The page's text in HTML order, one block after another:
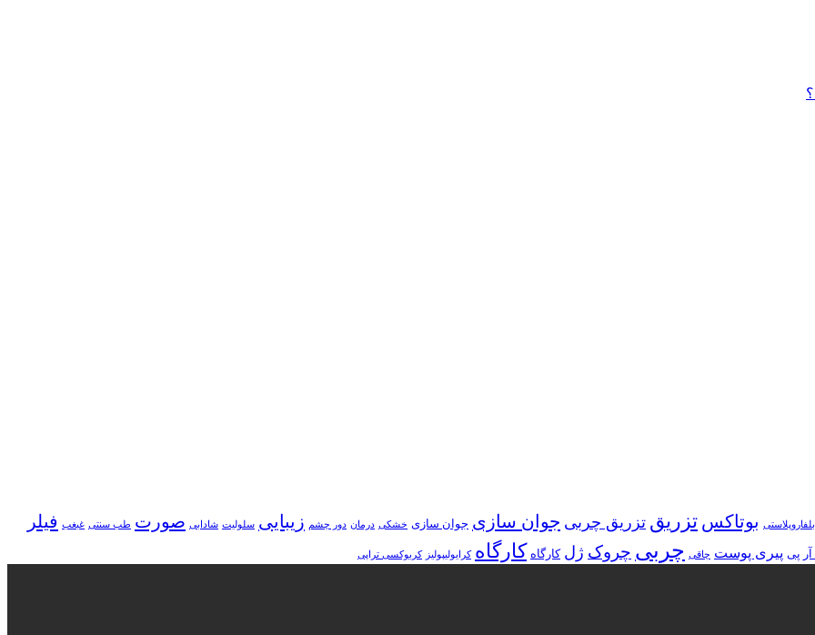
بلفاروپلاستی بوتاکس تزریق تزریق چربی جوان سازی جوان سازی خشکی درمان دور چشم زیبایی سلولیت شادابی صورت طب سنتی غبغب فیلر
پی پیری پوست چاقی چربی چروک ژل کارگاه کارگاه کرایولیپولیز کربوکسی تراپی